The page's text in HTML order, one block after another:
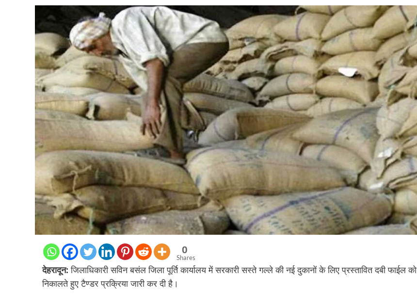
0
Shares
देहरादून: जिलाधिकारी सविन बसंल जिला पूर्ति कार्यालय में सरकारी सस्ते गल्ले की नई दुकानों के लिए प्रस्तावित दबी फाईल को
निकालते हुए टैण्डर प्रक्रिया जारी कर दी है।